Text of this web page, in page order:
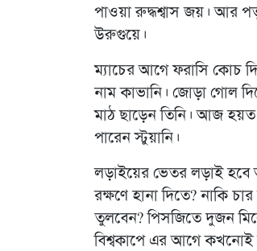
পাওয়া রুদ্ধশ্বাস জয়। আর
উরুগুয়ে।
ম্যাচের আগে ফরাসি কোচ
নাম কাভানি। জোড়া গোল
মাঠ ছাড়েন তিনি। আজ হয়ত
পারেন স্টুয়ানি।
লড়াইয়ের ভেতর লড়াই হবে
রক্ষণে হানা দিতে? নাকি
তুলবেন? পিসজিতে দুজন
বিশ্বকাপে এর আগে কখনোই